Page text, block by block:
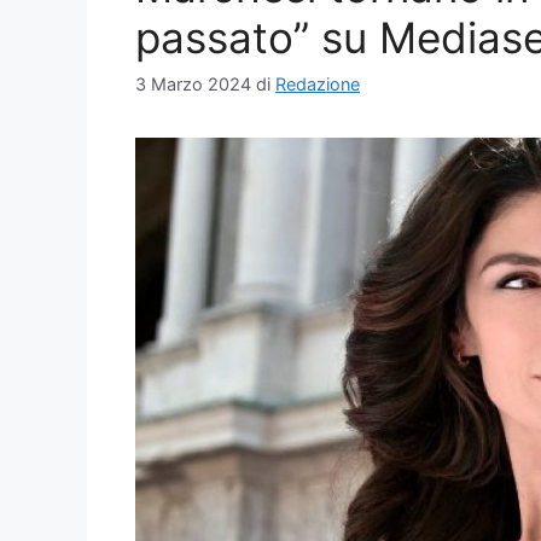
passato” su
3 Marzo 2024 di Redazione